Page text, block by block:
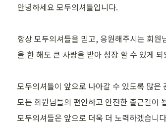
안녕하세요 모두의셔틀입니다.
항상 모두의셔틀을 믿고, 응원해주시는 회원
올 한 해도 큰 사랑을 받아 성장 할 수 있게 되
모두의셔틀이 앞으로 나아갈 수 있도록 많
모든 회원님들의 편안하고 안전한 출근길이
모두의셔틀은 앞으로 더욱 더 노력하겠습니